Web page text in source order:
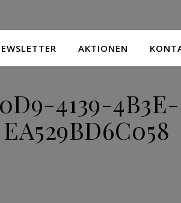
AKTIONEN
4139-
EA529BD6C058